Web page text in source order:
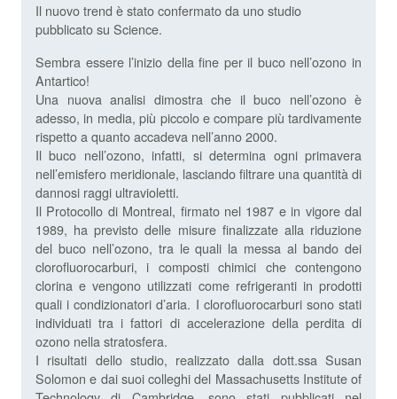
Il nuovo trend è stato confermato da uno studio
pubblicato su Science.
Sembra essere l’inizio della fine per il buco nell’ozono in
Antartico!
Una nuova analisi dimostra che il buco nell’ozono è
adesso, in media, più piccolo e compare più tardivamente
rispetto a quanto accadeva nell’anno 2000.
Il buco nell’ozono, infatti, si determina ogni primavera
nell’emisfero meridionale, lasciando filtrare una quantità di
dannosi raggi ultravioletti.
Il Protocollo di Montreal, firmato nel 1987 e in vigore dal
1989, ha previsto delle misure finalizzate alla riduzione
del buco nell’ozono, tra le quali la messa al bando dei
clorofluorocarburi, i composti chimici che contengono
clorina e vengono utilizzati come refrigeranti in prodotti
quali i condizionatori d’aria. I clorofluorocarburi sono stati
individuati tra i fattori di accelerazione della perdita di
ozono nella stratosfera.
I risultati dello studio, realizzato dalla dott.ssa Susan
Solomon e dai suoi colleghi del Massachusetts Institute of